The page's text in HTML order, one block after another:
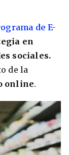
de E-
en
sociales.
de la
online.